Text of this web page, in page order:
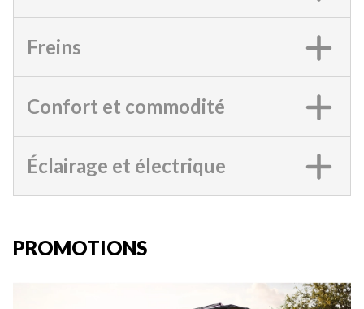
Freins
Confort et commodité
Éclairage et électrique
PROMOTIONS